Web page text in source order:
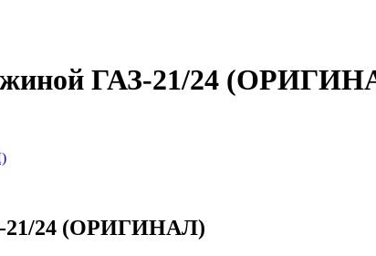
ГАЗ-21/24
21/24 (ОРИГИНАЛ)